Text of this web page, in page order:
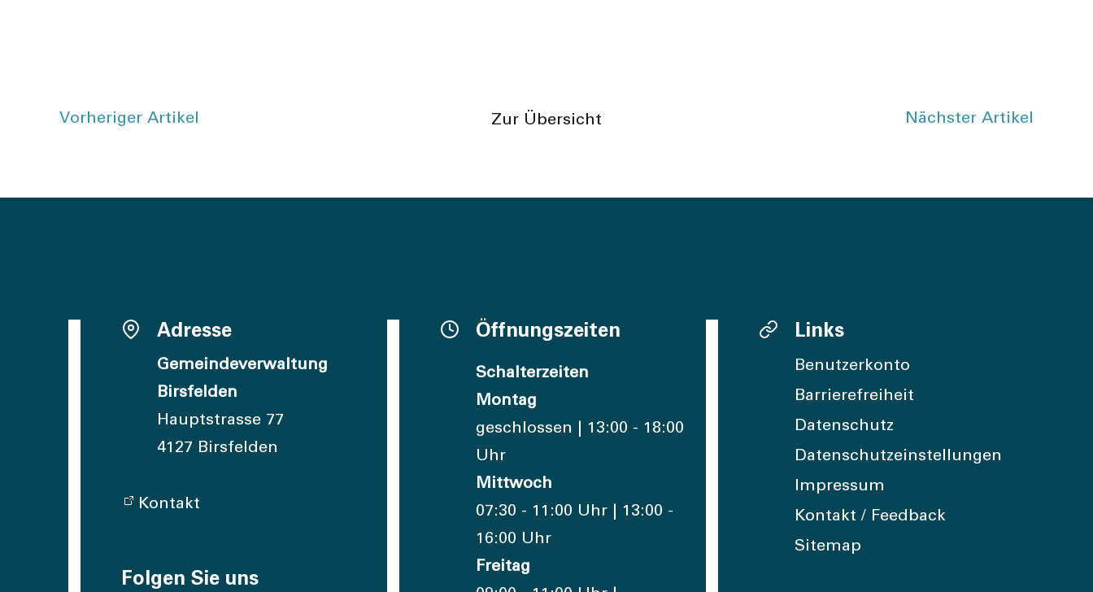
Vorheriger Artikel Zur Übersicht Nächster Artikel
Adresse
Gemeindeverwaltung
Birsfelden
Hauptstrasse 77
4127 Birsfelden
Kontakt
Folgen Sie uns
Öffnungszeiten
Schalterzeiten
Montag
geschlossen | 13:00 - 18:00
Uhr
Mittwoch
07:30 - 11:00 Uhr | 13:00 -
16:00 Uhr
Freitag
Links
Benutzerkonto
Barrierefreiheit
Datenschutz
Datenschutzeinstellungen
Impressum
Kontakt / Feedback
Sitemap